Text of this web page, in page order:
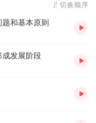
对学前教育的共同探索和
切换顺序
和基本原则
成发展阶段